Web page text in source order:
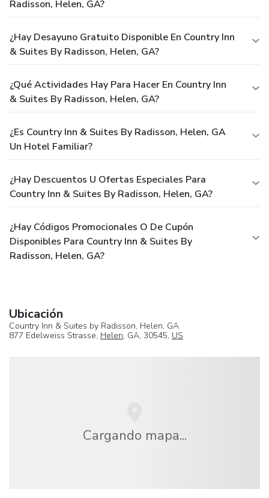
Radisson, Helen, GA?
¿Hay Desayuno Gratuito Disponible En Country Inn
& Suites By Radisson, Helen, GA?
¿Qué Actividades Hay Para Hacer En Country Inn
& Suites By Radisson, Helen, GA?
¿Es Country Inn & Suites By Radisson, Helen, GA
Un Hotel Familiar?
¿Hay Descuentos U Ofertas Especiales Para
Country Inn & Suites By Radisson, Helen, GA?
¿Hay Códigos Promocionales O De Cupón
Disponibles Para Country Inn & Suites By
Radisson, Helen, GA?
Ubicación
Country Inn & Suites by Radisson, Helen, GA
877 Edelweiss Strasse, Helen, GA, 30545, US
Cargando mapa...